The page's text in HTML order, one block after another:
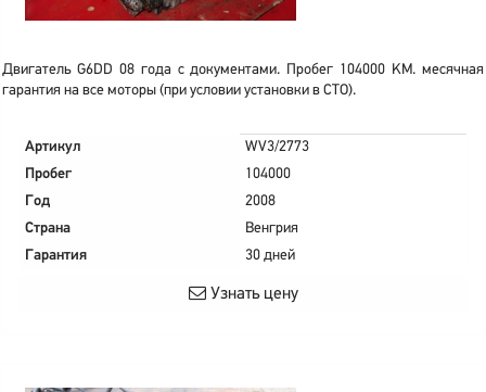
Двигатель G6DD 08 года с документами. Пробег 104000 KM. месячная
гарантия на все моторы (при условии установки в СТО).
Артикул
WV3/2773
Пробег
104000
Год
2008
Страна
Венгрия
Гарантия
30 дней
Узнать цену